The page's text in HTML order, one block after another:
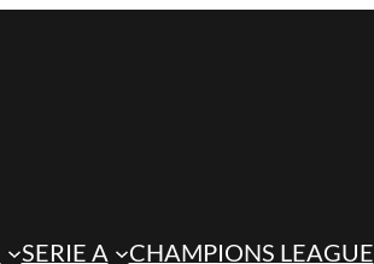
SERIE A CHAMPIONS LEAGUE